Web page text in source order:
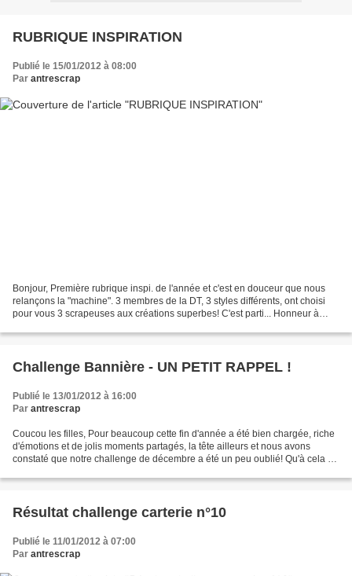
RUBRIQUE INSPIRATION
Publié le 15/01/2012 à 08:00
Par antrescrap
Bonjour, Première rubrique inspi. de l'année et c'est en douceur que nous
relançons la "machine". 3 membres de la DT, 3 styles différents, ont choisi
pour vous 3 scrapeuses aux créations superbes! C'est parti... Honneur à
Challenge Bannière - UN PETIT RAPPEL !
Publié le 13/01/2012 à 16:00
Par antrescrap
Coucou les filles, Pour beaucoup cette fin d'année a été bien chargée, riche
d'émotions et de jolis moments partagés, la tête ailleurs et nous avons
constaté que notre challenge de décembre a été un peu oublié! Qu'à cela ne
Résultat challenge carterie n°10
Publié le 11/01/2012 à 07:00
Par antrescrap